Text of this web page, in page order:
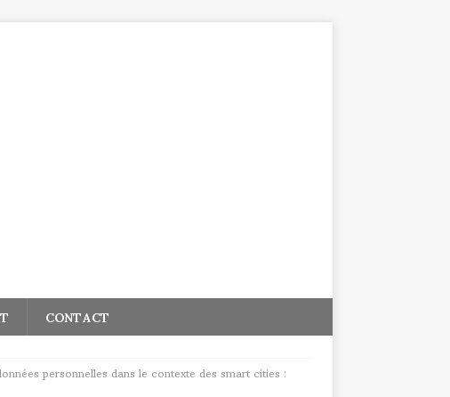
CONTACT
personnelles dans le contexte des smart cities :